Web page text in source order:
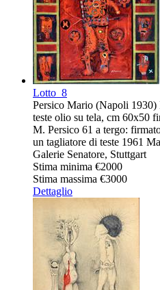
Lotto 8
Persico Mario (Napoli 1930)
teste olio su tela, cm 60x50
M. Persico 61 a tergo:
un tagliatore di teste 1961
Galerie Senatore, Stuttgart
Stima minima €2000
Stima massima €3000
Dettaglio